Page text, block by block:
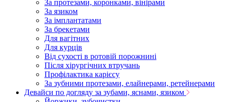
За протезами, коронками, вінірами
За язиком
За імплантатами
За брекетами
Для вагітних
Для курців
Від сухості в ротовій порожнині
Після хірургічних втручань
Профілактика карієсу
За зубними протезами, елайнерами, ретейнерами
Девайси по догляду за зубами, яснами, язиком